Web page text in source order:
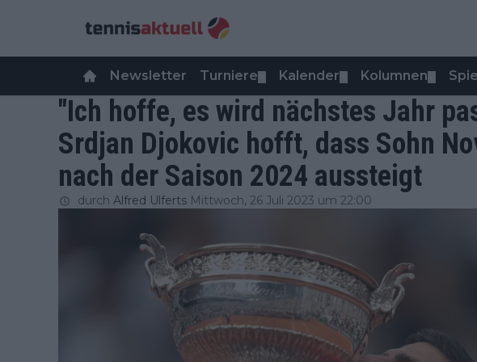
Newsletter Turniere Kalender Kolumnen
"Ich hoffe, es wird nächstes Jahr
Srdjan Djokovic hofft, dass Sohn
nach der Saison 2024 aussteigt
durch Alfred Ulferts Mittwoch, 26 Juli 2023 um 22:00